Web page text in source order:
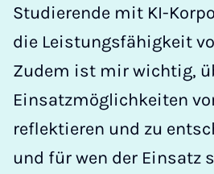
Studierende mit KI-
die Leistungsfähigkeit
Zudem ist mir wichtig,
Einsatzmöglichkeiten
reflektieren und zu
und für wen der Einsatz